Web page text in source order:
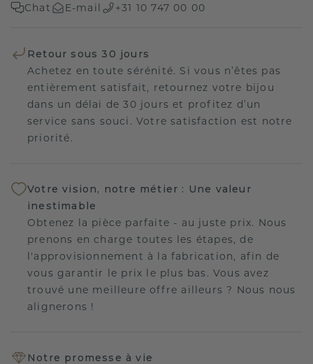
Chat E-mail +31 10 747 00 00
Retour sous 30 jours
Achetez en toute sérénité. Si vous n’êtes pas
entièrement satisfait, retournez votre bijou
dans un délai de 30 jours et profitez d’un
service sans souci. Votre satisfaction est notre
priorité.
Votre vision, notre métier : Une valeur
inestimable
Obtenez la pièce parfaite - au juste prix. Nous
prenons en charge toutes les étapes, de
l'approvisionnement à la fabrication, afin de
vous garantir le prix le plus bas. Vous avez
trouvé une meilleure offre ailleurs ? Nous nous
alignerons !
Notre promesse à vie